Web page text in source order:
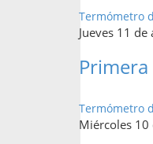
Termómetro
Jueves 11
Termómetro
Miércoles